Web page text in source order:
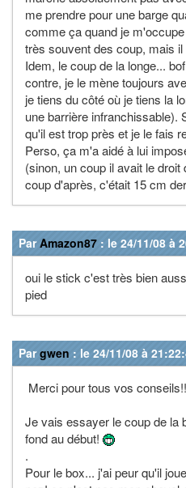
me prendre pour une barge
comme ça quand je
très souvent des coup, mais
Idem, le coup de la longe...
contre, je le mène toujours
je tiens du côté où je tiens la
une barrière infranchissable).
qu'il est trop près et je le fais
Perso, ça m'a aidé à lui
(sinon, un coup il avait le
coup d'après, c'était 15 cm
ParAmazon87 : le 24/11/08 à
oui le stick c'est très bien
pied
Pargwen : le 24/11/08 à
Merci pour tous vos conseils!!
Je vais essayer le coup de la
fond au début!
.
Pour le box... j'ai peur qu'il